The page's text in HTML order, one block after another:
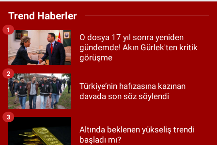
Trend Haberler
O dosya 17 yıl sonra yeniden
gündemde! Akın Gürlek'ten kritik
görüşme
1
Türkiye’nin hafızasına kazınan
davada son söz söylendi
2
Altında beklenen yükseliş trendi
başladı mı?
3